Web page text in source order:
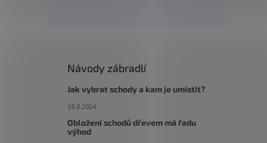
Návody zábradlí
Jak vybrat schody a kam je umístit?
19.8.2024
Obložení schodů dřevem má řadu
výhod